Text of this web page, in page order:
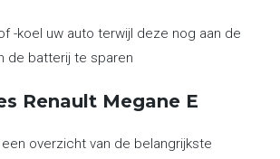
-koel uw auto terwijl deze nog aan de
de batterij te sparen
Renault Megane E
overzicht van de belangrijkste